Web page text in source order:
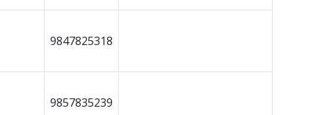
9847825318
9857835239